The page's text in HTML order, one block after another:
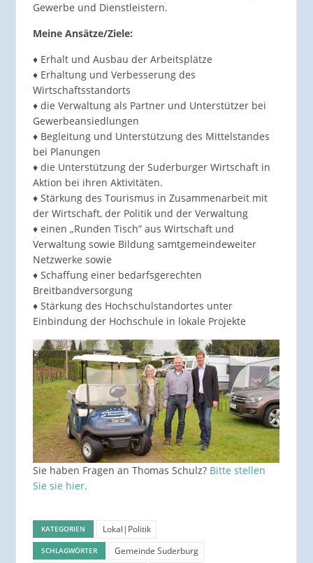
Gewerbe und Dienstleistern.
Meine Ansätze/Ziele:
♦ Erhalt und Ausbau der Arbeitsplätze
♦ Erhaltung und Verbesserung des
Wirtschaftsstandorts
♦ die Verwaltung als Partner und Unterstützer bei
Gewerbeansiedlungen
♦ Begleitung und Unterstützung des Mittelstandes
bei Planungen
♦ die Unterstützung der Suderburger Wirtschaft in
Aktion bei ihren Aktivitäten.
♦ Stärkung des Tourismus in Zusammenarbeit mit
der Wirtschaft, der Politik und der Verwaltung
♦ einen „Runden Tisch” aus Wirtschaft und
Verwaltung sowie Bildung samtgemeindeweiter
Netzwerke sowie
♦ Schaffung einer bedarfsgerechten
Breitbandversorgung
♦ Stärkung des Hochschulstandortes unter
Einbindung der Hochschule in lokale Projekte
Sie haben Fragen an Thomas Schulz? Bitte stellen
Sie sie hier.
KATEGORIEN Lokal|Politik
SCHLAGWÖRTER
Gemeinde Suderburg